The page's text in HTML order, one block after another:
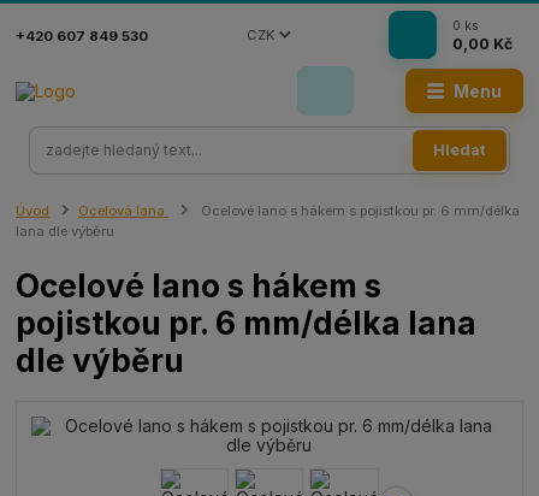
Menu
CZK
Hledat
+420 607 849 530
0 ks
0,00 Kč
Úvod Ocelová lana
Ocelové lano s hákem s pojistkou pr. 6 mm/délka
lana dle výběru
Ocelové lano s hákem s
pojistkou pr. 6 mm/délka lana
dle výběru